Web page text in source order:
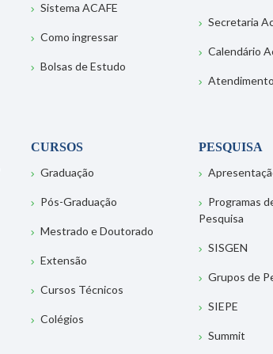
Sistema ACAFE
Como ingressar
Bolsas de Estudo
Secretaria
Calendário
CURSOS
Graduação
Pós-Graduação
Mestrado e Doutorado
Extensão
Cursos Técnicos
Colégios
PESQUISA
Programas
Pesquisa
SISGEN
Grupos de
SIEPE
Summit